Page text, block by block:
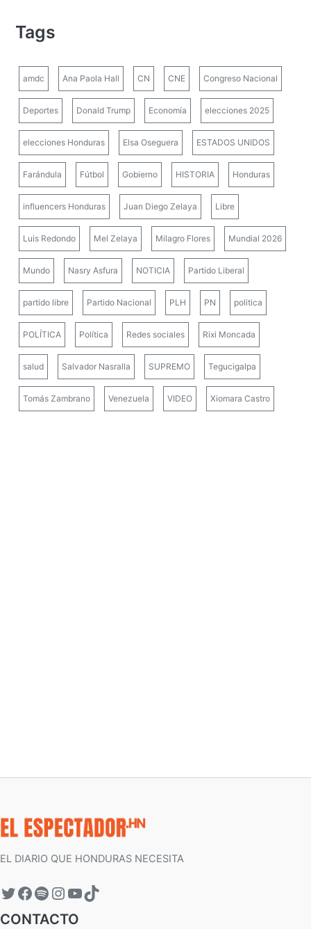
Tags
amdc Ana Paola Hall CN CNE Congreso Nacional
Deportes Donald Trump Economía elecciones 2025
elecciones Honduras Elsa Oseguera ESTADOS UNIDOS
Farándula Fútbol Gobierno HISTORIA Honduras
influencers Honduras Juan Diego Zelaya Libre
Luis Redondo Mel Zelaya Milagro Flores Mundial 2026
Mundo Nasry Asfura NOTICIA Partido Liberal
partido libre Partido Nacional PLH PN politica
POLÍTICA Política Redes sociales Rixi Moncada
salud Salvador Nasralla SUPREMO Tegucigalpa
Tomás Zambrano Venezuela VIDEO Xiomara Castro
EL DIARIO QUE HONDURAS NECESITA
CONTACTO